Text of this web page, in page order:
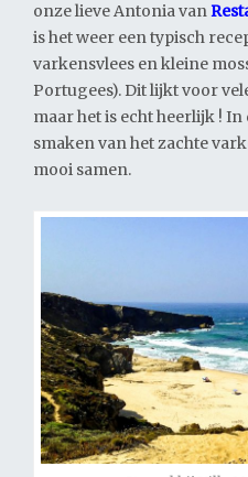
onze lieve Antonia van
is het weer een typisch
varkensvlees en kleine
Portugees). Dit lijkt voor
maar het is echt heerlijk !
smaken van het zachte
mooi samen.